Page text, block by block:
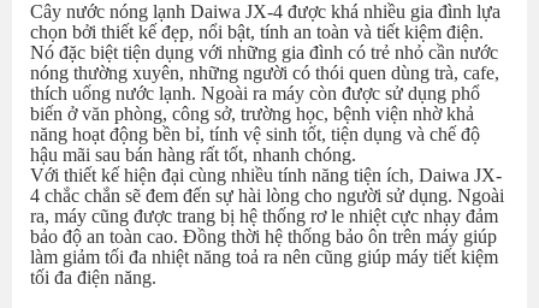
Cây nước nóng lạnh Daiwa JX-4 được khá nhiều gia đình lựa
chọn bởi thiết kế đẹp, nổi bật, tính an toàn và tiết kiệm điện.
Nó đặc biệt tiện dụng với những gia đình có trẻ nhỏ cần nước
nóng thường xuyên, những người có thói quen dùng trà, cafe,
thích uống nước lạnh. Ngoài ra máy còn được sử dụng phổ
biến ở văn phòng, công sở, trường học, bệnh viện nhờ khả
năng hoạt động bền bỉ, tính vệ sinh tốt, tiện dụng và chế độ
hậu mãi sau bán hàng rất tốt, nhanh chóng.
Với thiết kế hiện đại cùng nhiều tính năng tiện ích, Daiwa JX-
4 chắc chắn sẽ đem đến sự hài lòng cho người sử dụng. Ngoài
ra, máy cũng được trang bị hệ thống rơ le nhiệt cực nhạy đảm
bảo độ an toàn cao. Đồng thời hệ thống bảo ôn trên máy giúp
làm giảm tối đa nhiệt năng toả ra nên cũng giúp máy tiết kiệm
tối đa điện năng.